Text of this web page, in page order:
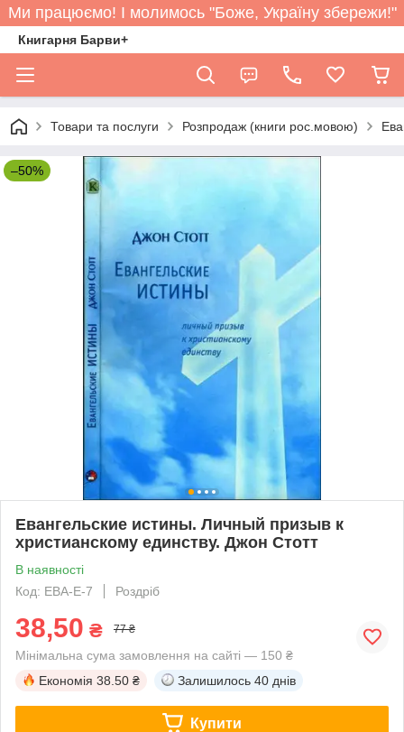
Ми працюємо! І молимось "Боже, Україну збережи!"
Книгарня Барви+
Товари та послуги Розпродаж (книги рос.мовою)
–50%
Евангельские истины. Личный призыв к
христианскому единству. Джон Стотт
В наявності
Код: ЕВА-Е-7
Роздріб
38,50 ₴ 77 ₴
Мінімальна сума замовлення на сайті — 150 ₴
Економія 38.50 ₴ Залишилось 40 днів
Купити